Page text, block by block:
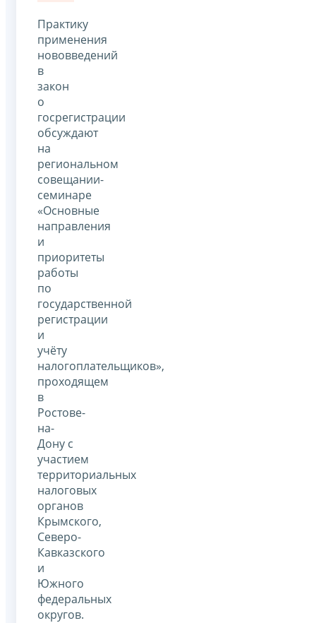
Практику
применения
нововведений
в
закон
о
госрегистрации
обсуждают
на
региональном
совещании-
семинаре
«Основные
направления
и
приоритеты
работы
по
государственной
регистрации
и
учёту
налогоплательщиков»,
проходящем
в
Ростове-
на-
Дону с
участием
территориальных
налоговых
органов
Крымского,
Северо-
Кавказского
и
Южного
федеральных
округов.